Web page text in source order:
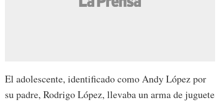
El adolescente, identificado como Andy López por
su padre, Rodrigo López, llevaba un arma de juguete